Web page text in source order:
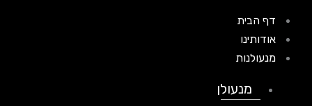
דף הבית
אודותינו
מנעולנות
מנעולן